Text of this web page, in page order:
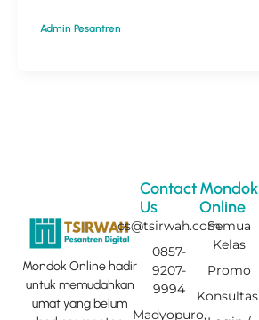
Admin Pesantren
Mondok Online hadir
untuk memudahkan
umat yang belum
Mondok
Online
Semua
Kelas
Promo
Konsultasi
Contact
Us
cs@tsirwah.com
0857-
9207-
9994
Madyopuro,